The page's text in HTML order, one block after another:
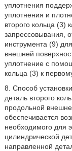
уплотнения
уплотнения и
второго кольца (3)
запрессовывания,
инструмента (9)
внешней
уплотнение с
кольца (3) к
8. Способ
деталь второго
продольной
обеспечивается
необходимого для
цилиндрической
направленной